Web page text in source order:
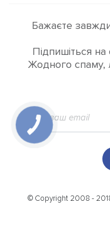
© Copyright 2008 -
Бажаєте
Підпишіться
Жодного спаму,